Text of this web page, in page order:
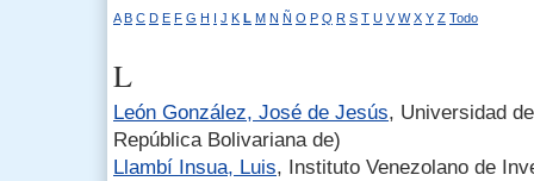
A B C D E F G H I J K L M N Ñ O P Q R S T U V W X Y Z Todo
L
León González, José de Jesús, Universidad
República Bolivariana de)
Llambí Insua, Luis, Instituto Venezolano de